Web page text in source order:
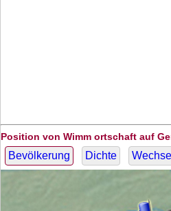
Position von Wimm ortschaft auf
Bevölkerung Dichte Wechsel